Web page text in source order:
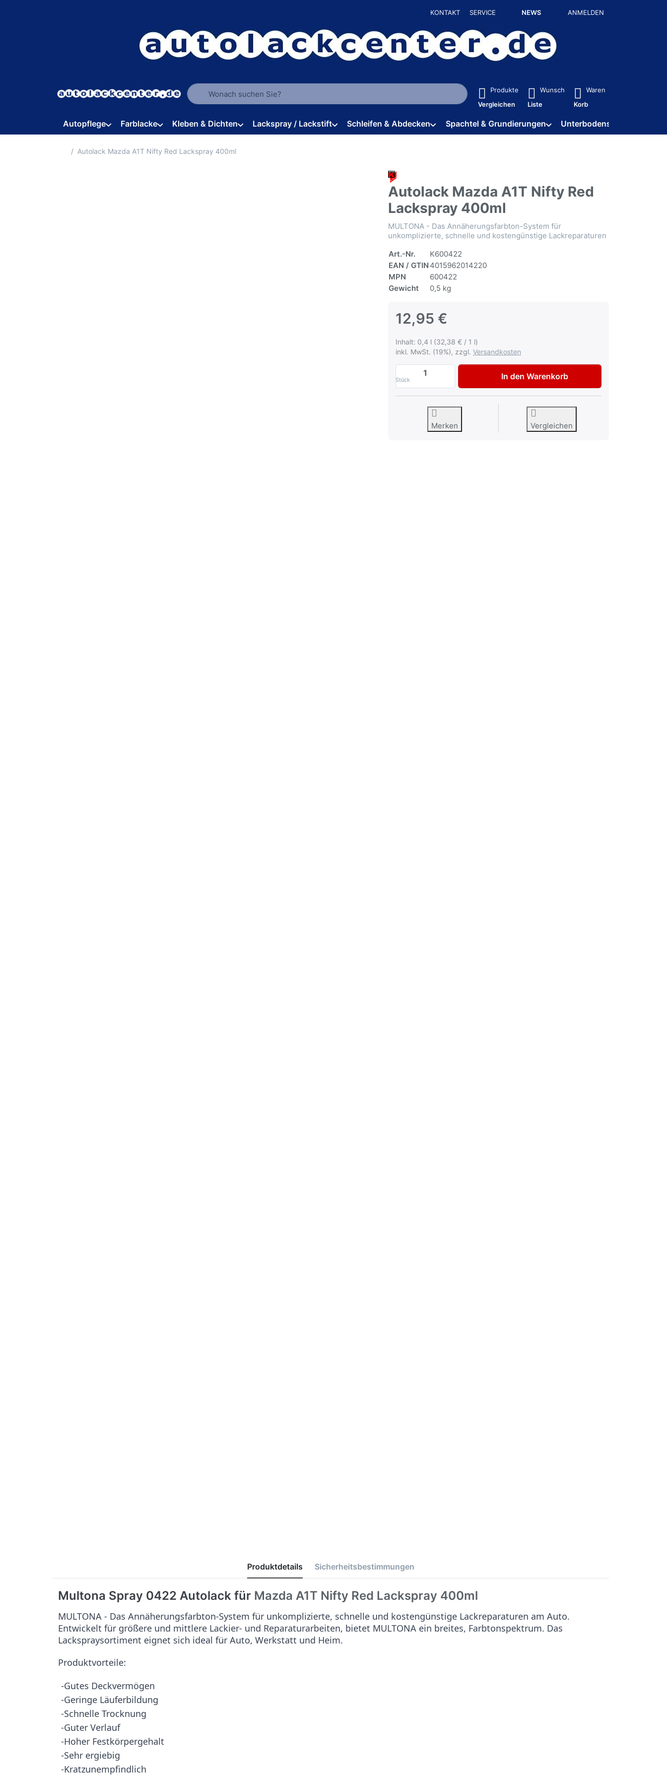
KONTAKT SERVICE NEWS ANMELDEN
Geben Sie einen Suchbegriff ein. Während Sie tippen, erscheinen automatisch erste Ergebnisse. Drücken Sie die Eingabetaste, um alle
Produkte
Vergleichen
Wunsch
Liste
Waren
Korb
Autopflege Farblacke Kleben & Dichten Lackspray / Lackstift Schleifen & Abdecken Spachtel & Grundierungen Unterbodenschutz / HV
Startseite
Autolack Mazda A1T Nifty Red Lackspray 400ml
Autolack Mazda A1T Nifty Red
Lackspray 400ml
MULTONA - Das Annäherungsfarbton-System für
unkomplizierte, schnelle und kostengünstige Lackreparaturen
Art.-Nr.
K600422
EAN / GTIN 4015962014220
MPN
600422
Gewicht
0,5 kg
12,95 €
Inhalt: 0,4 l (32,38 € / 1 l)
inkl. MwSt. (19%), zzgl. Versandkosten
Stück
Autolack Mazda A1T Nifty Red Lackspray 400ml zu 12,95 €,
In den Warenkorb
Merken Vergleichen
Produktdetails Sicherheitsbestimmungen
Multona Spray 0422 Autolack für Mazda A1T Nifty Red Lackspray 400ml
MULTONA - Das Annäherungsfarbton-System für unkomplizierte, schnelle und kostengünstige Lackreparaturen am Auto.
Entwickelt für größere und mittlere Lackier- und Reparaturarbeiten, bietet MULTONA ein breites, Farbtonspektrum. Das
Lackspraysortiment eignet sich ideal für Auto, Werkstatt und Heim.
Produktvorteile:
-Gutes Deckvermögen
-Geringe Läuferbildung
-Schnelle Trocknung
-Guter Verlauf
-Hoher Festkörpergehalt
-Sehr ergiebig
-Kratzunempfindlich